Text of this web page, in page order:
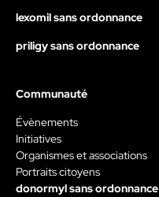
lexomil sans ordonnance
priligy sans ordonnance
Communauté
Évènements
Initiatives
Organismes et associations
Portraits citoyens
donormyl sans ordonnance